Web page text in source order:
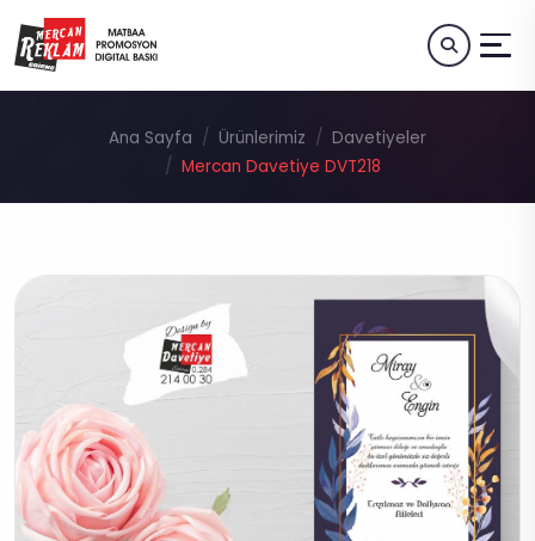
Ana Sayfa Ürünlerimiz
Davetiyeler
Mercan Davetiye DVT218